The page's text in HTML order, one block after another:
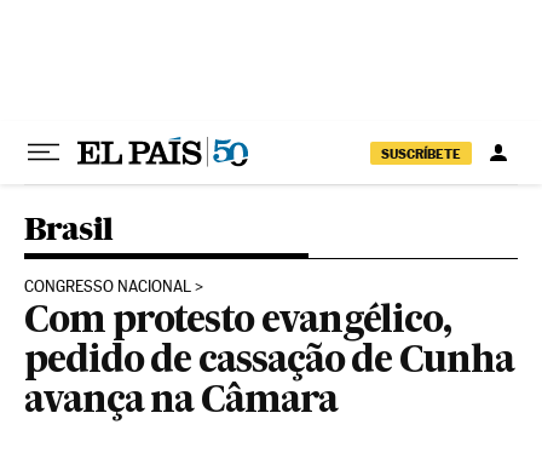
SUSCRÍBETE
Brasil
CONGRESSO NACIONAL
Com protesto evangélico,
pedido de cassação de Cunha
avança na Câmara